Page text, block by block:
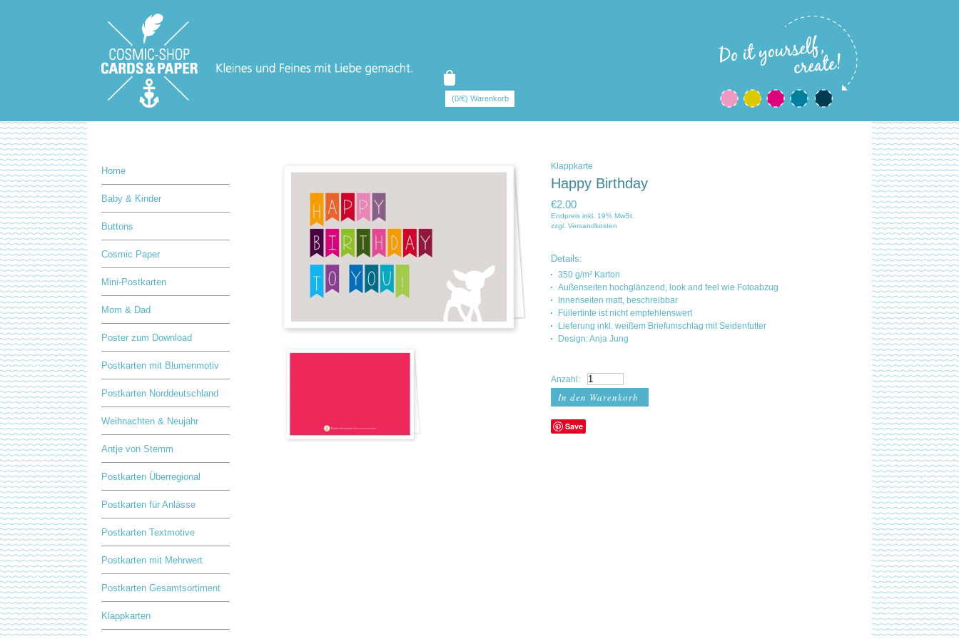
(0/€) Warenkorb
Home
Baby & Kinder
Buttons
Cosmic Paper
Mini-Postkarten
Mom & Dad
Poster zum Download
Postkarten mit Blumenmotiv
Postkarten Norddeutschland
Weihnachten & Neujahr
Antje von Stemm
Postkarten Überregional
Postkarten für Anlässe
Postkarten Textmotive
Postkarten mit Mehrwert
Postkarten Gesamtsortiment
Klappkarten
Klappkarte
Happy Birthday
€2.00
Endpreis inkl. 19% MwSt.
zzgl. Versandkosten
Details:
350 g/m² Karton
Außenseiten hochglänzend, look and feel wie Fotoabzug
Innenseiten matt, beschreibbar
Füllertinte ist nicht empfehlenswert
Lieferung inkl. weißem Briefumschlag mit Seidenfutter
Design: Anja Jung
Anzahl:
Save